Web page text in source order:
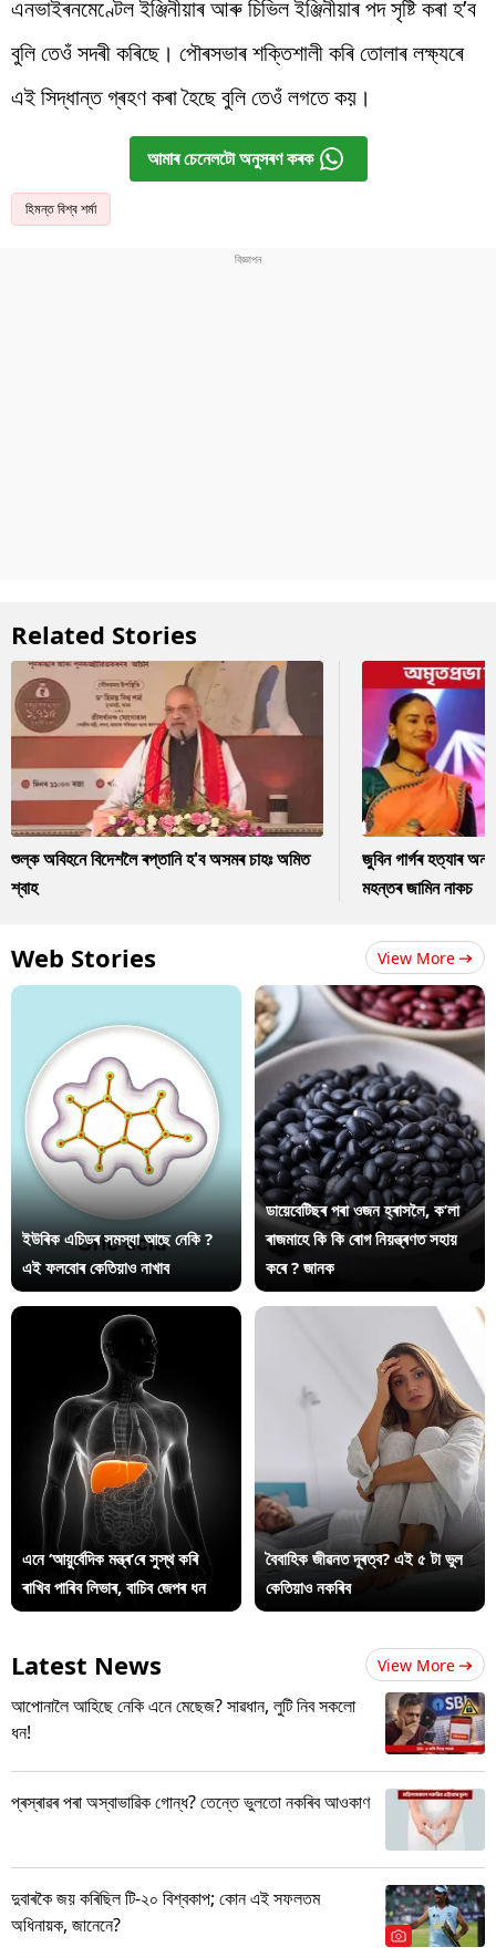
এনভাইৰনমেণ্টেল ইঞ্জিনীয়াৰ আৰু চিভিল ইঞ্জিনীয়াৰ পদ সৃষ্টি কৰা হ’ব
বুলি তেওঁ সদৰী কৰিছে। পৌৰসভাৰ শক্তিশালী কৰি তোলাৰ লক্ষ্যৰে
এই সিদ্ধান্ত গ্ৰহণ কৰা হৈছে বুলি তেওঁ লগতে কয়।
আমাৰ চেনেলটো অনুসৰণ কৰক
হিমন্ত বিশ্ব শৰ্মা
Related Stories
শুল্ক অবিহনে বিদেশলৈ ৰপ্তানি হ'ব অসমৰ চাহঃ অমিত
শ্বাহ
জুবিন গাৰ্গৰ হত্যাৰ
মহন্তৰ জামিন নাকচ
Web Stories View More
ইউৰিক এচিডৰ সমস্যা আছে নেকি ?
এই ফলবোৰ কেতিয়াও নাখাব
ডায়েবেটিছৰ পৰা ওজন হ্ৰাসলৈ, ক’লা
ৰাজমাহে কি কি ৰোগ নিয়ন্ত্ৰণত সহায়
কৰে ? জানক
এনে ‘আয়ুৰ্বেদিক মন্ত্ৰ’ৰে সুস্থ কৰি
ৰাখিব পাৰিব লিভাৰ, বাচিব জেপৰ ধন
বৈবাহিক জীৱনত দূৰত্ব? এই ৫ টা ভুল
কেতিয়াও নকৰিব
Latest News View More
আপোনালৈ আহিছে নেকি এনে মেছেজ? সাৱধান, লুটি নিব সকলো
ধন!
প্ৰস্ৰাৱৰ পৰা অস্বাভাৱিক গোন্ধ? তেন্তে ভুলতো নকৰিব আওকাণ
দুবাৰকৈ জয় কৰিছিল টি-২০ বিশ্বকাপ; কোন এই সফলতম
অধিনায়ক, জানেনে?